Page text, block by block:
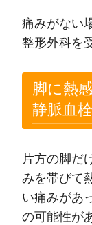
痛みがない
整形外科を
脚に熱
静脈血
片方の脚だ
みを帯びて
い痛みがあ
の可能性が